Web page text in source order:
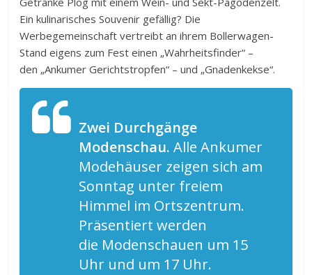
Ein kulinarisches Souvenir gefällig? Die
Werbegemeinschaft vertreibt an ihrem Bollerwagen-
Stand eigens zum Fest einen „Wahrheitsfinder“ –
den „Ankumer Gerichtstropfen“ – und „Gnadenkekse“.
Zwei Durchgänge
Modenschau. Alle Ankumer
Modehäuser zeigen sich am
Sonntag unter freiem
Himmel im Ortszentrum.
Präsentiert werden
die Modenschauen um 15
Uhr und um 17 Uhr.